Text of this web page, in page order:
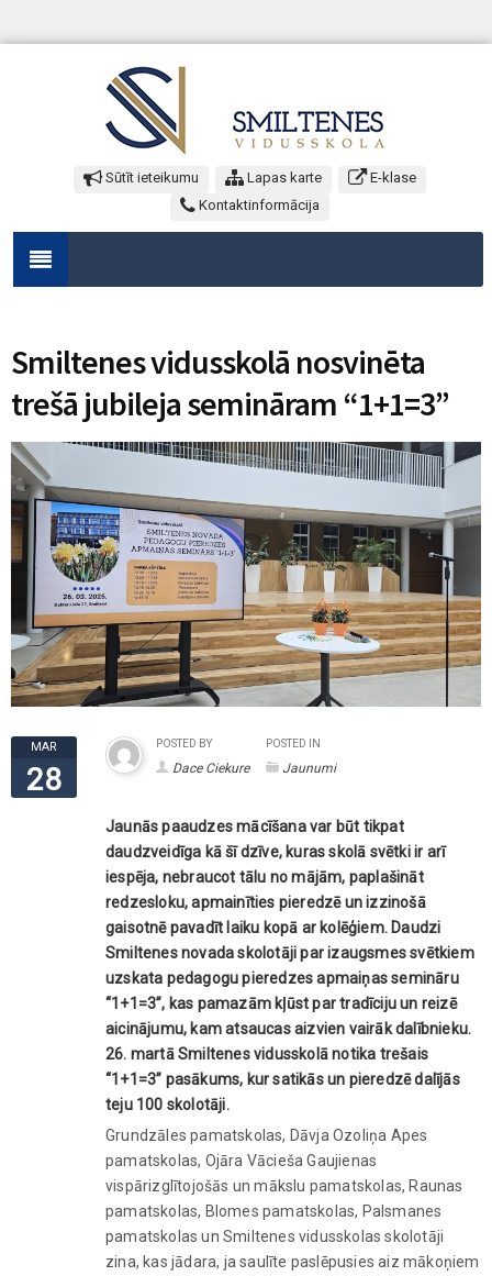
Sūtīt ieteikumu Lapas karte
E-klase
Kontaktinformācija
Smiltenes vidusskolā nosvinēta
trešā jubileja semināram “1+1=3”
MAR
28
POSTED BY
Dace Ciekure
POSTED IN
Jaunumi
Jaunās paaudzes mācīšana var būt tikpat
daudzveidīga kā šī dzīve, kuras skolā svētki ir arī
iespēja, nebraucot tālu no mājām, paplašināt
redzesloku, apmainīties pieredzē un izzinošā
gaisotnē pavadīt laiku kopā ar kolēģiem. Daudzi
Smiltenes novada skolotāji par izaugsmes svētkiem
uzskata pedagogu pieredzes apmaiņas semināru
“1+1=3”, kas pamazām kļūst par tradīciju un reizē
aicinājumu, kam atsaucas aizvien vairāk dalībnieku.
26. martā Smiltenes vidusskolā notika trešais
“1+1=3” pasākums, kur satikās un pieredzē dalījās
teju 100 skolotāji.
Grundzāles pamatskolas, Dāvja Ozoliņa Apes
pamatskolas, Ojāra Vācieša Gaujienas
vispārizglītojošās un mākslu pamatskolas, Raunas
pamatskolas, Blomes pamatskolas, Palsmanes
pamatskolas un Smiltenes vidusskolas skolotāji
zina, kas jādara, ja saulīte paslēpusies aiz mākoņiem